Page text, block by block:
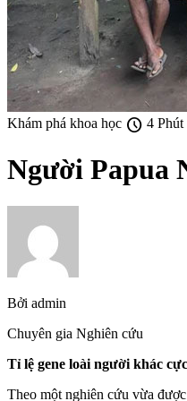
Khám phá khoa học schedule 4 Phút
Người Papua
Bởi admin
Chuyên gia Nghiên cứu
Tỉ lệ gene loài người khác
Theo một nghiên cứu vừa